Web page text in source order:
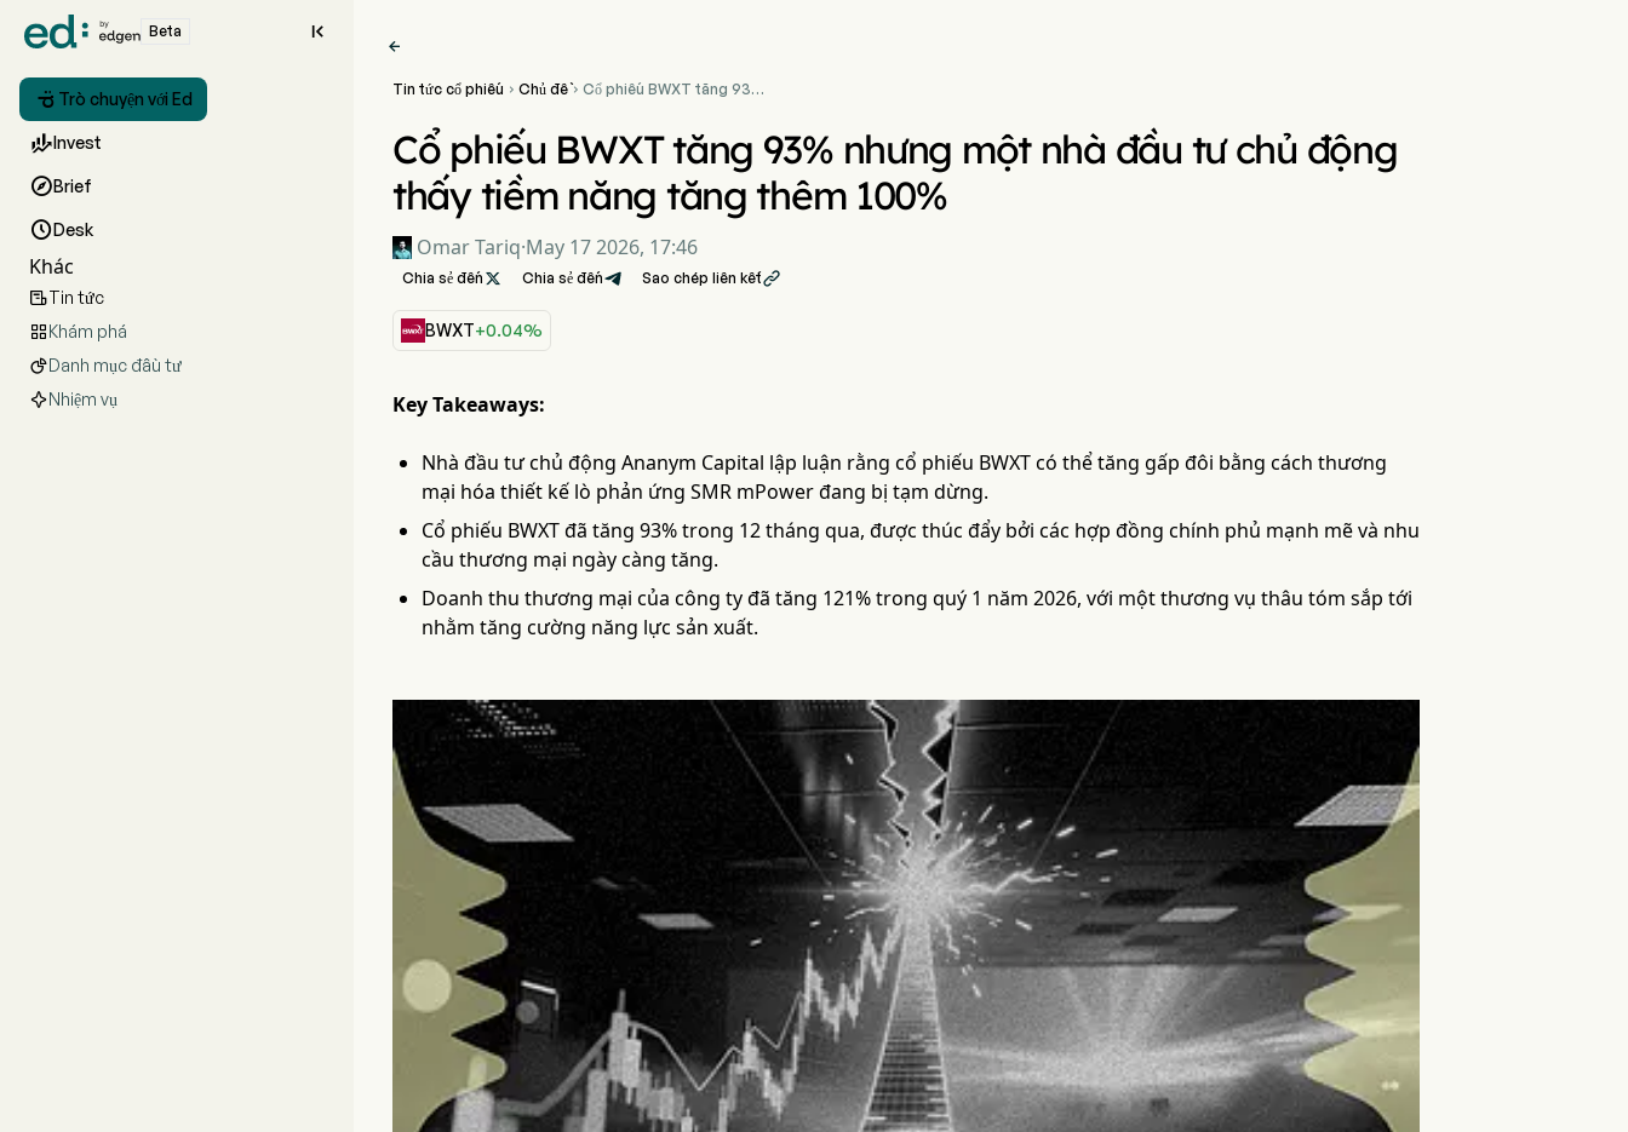
Beta 
 Trò chuyện với Ed
Invest
Brief
Desk
Khác
Tin tức
Khám phá
Danh mục đầu tư
Nhiệm vụ

Tin tức cổ phiếu  Chủ đề Cổ phiếu BWXT tăng 93%
thêm 100%
Cổ phiếu BWXT tăng 93% nhưng một nhà đầu tư chủ động
thấy tiềm năng tăng thêm 100%
Omar Tariq·May 17 2026, 17:46
Chia sẻ đến  Chia sẻ đến Sao chép liên kết
BWXT+0.04%
Key Takeaways:
Nhà đầu tư chủ động Ananym Capital lập luận rằng cổ phiếu BWXT có thể tăng gấp đôi bằng cách thương
mại hóa thiết kế lò phản ứng SMR mPower đang bị tạm dừng.
Cổ phiếu BWXT đã tăng 93% trong 12 tháng qua, được thúc đẩy bởi các hợp đồng chính phủ mạnh mẽ và nhu
cầu thương mại ngày càng tăng.
Doanh thu thương mại của công ty đã tăng 121% trong quý 1 năm 2026, với một thương vụ thâu tóm sắp tới
nhằm tăng cường năng lực sản xuất.